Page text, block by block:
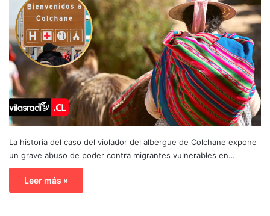
La historia del caso del violador del albergue de Colchane expone
un grave abuso de poder contra migrantes vulnerables en…
Leer más »